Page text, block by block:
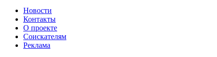
Новости
Контакты
О проекте
Соискателям
Реклама